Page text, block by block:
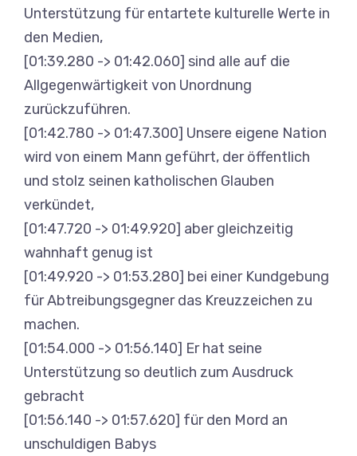
Unterstützung für entartete kulturelle Werte in
den Medien,
[01:39.280 -> 01:42.060] sind alle auf die
Allgegenwärtigkeit von Unordnung
zurückzuführen.
[01:42.780 -> 01:47.300] Unsere eigene Nation
wird von einem Mann geführt, der öffentlich
und stolz seinen katholischen Glauben
verkündet,
[01:47.720 -> 01:49.920] aber gleichzeitig
wahnhaft genug ist
[01:49.920 -> 01:53.280] bei einer Kundgebung
für Abtreibungsgegner das Kreuzzeichen zu
machen.
[01:54.000 -> 01:56.140] Er hat seine
Unterstützung so deutlich zum Ausdruck
gebracht
[01:56.140 -> 01:57.620] für den Mord an
unschuldigen Babys